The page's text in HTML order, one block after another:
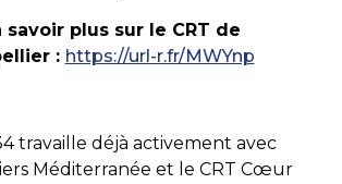
savoir plus sur le CRT de
: https://url-r.fr/MWYnp
travaille déjà activement avec
Méditerranée et le CRT Cœur